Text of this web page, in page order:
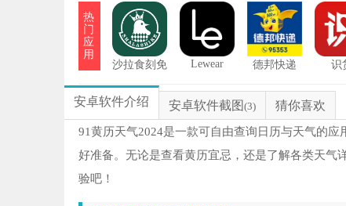
热
门
应
用
沙拉食刻免
Lewear 德邦快递 识
安卓软件介绍 安卓软件截图 (3) 猜你喜欢
91黄历天气2024是一款可自由查询日历与天气的
好准备。无论是查看黄历宜忌，还是了解各类天气
验吧！